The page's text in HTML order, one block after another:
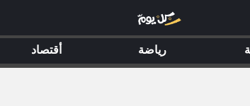
رياضة أقتصاد